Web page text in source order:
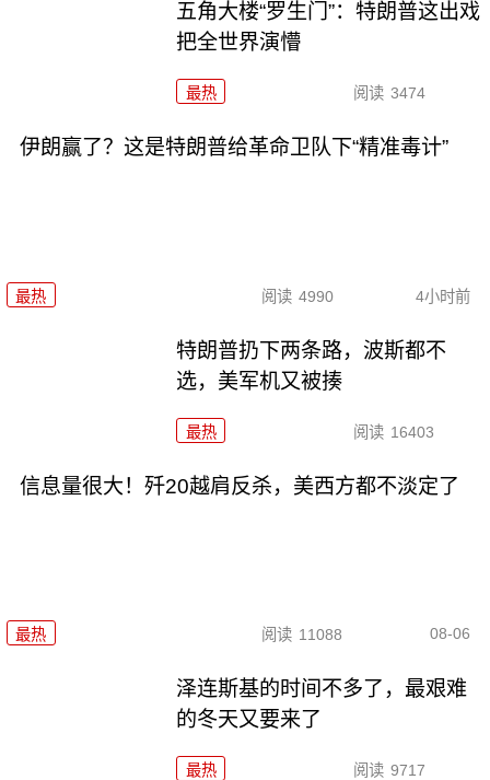
五角大楼“罗生门”：特朗普这出戏
把全世界演懵
最热 阅读 3474
伊朗赢了？这是特朗普给革命卫队下“精准毒计”
最热 阅读 4990 4小时前
特朗普扔下两条路，波斯都不
选，美军机又被揍
最热 阅读 16403
信息量很大！歼20越肩反杀，美西方都不淡定了
最热 阅读 11088 08-06
泽连斯基的时间不多了，最艰难
的冬天又要来了
最热 阅读 9717